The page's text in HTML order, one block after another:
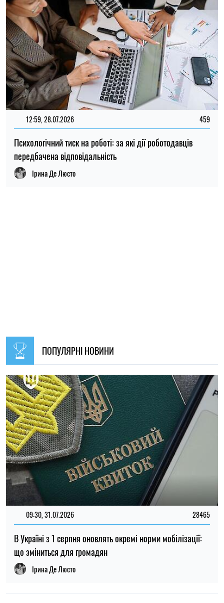
ПОПУЛЯРНІ НОВИНИ
В Україні з 1 серпня оновлять окремі норми мобілізації:
що зміниться для громадян
Ірина Де Люсто
19:34, 22.07.2026 5417
Статус «Ветеран праці» у 2026 році: хто може оформити
Олена Ткаліч